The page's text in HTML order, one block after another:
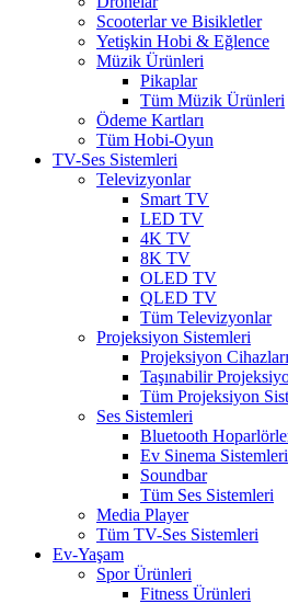
Scooterlar ve Bisikletler
Yetişkin Hobi & Eğlence
Müzik Ürünleri
Pikaplar
Tüm Müzik Ürünleri
Ödeme Kartları
Tüm Hobi-Oyun
TV-Ses Sistemleri
Televizyonlar
Smart TV
LED TV
4K TV
8K TV
OLED TV
QLED TV
Tüm Televizyonlar
Projeksiyon Sistemleri
Projeksiyon Cihazları
Taşınabilir
Tüm Projeksiyon
Ses Sistemleri
Bluetooth
Ev Sinema Sistemleri
Soundbar
Tüm Ses Sistemleri
Media Player
Tüm TV-Ses Sistemleri
Ev-Yaşam
Spor Ürünleri
Fitness Ürünleri